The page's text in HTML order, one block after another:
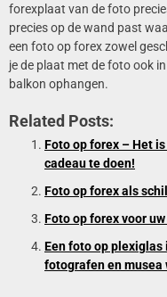
forexplaat van de foto
precies op de wand past
een foto op forex zowel
je de plaat met de foto ook
balkon ophangen.
Related Posts:
Foto op forex – Het
cadeau te doen!
Foto op forex als
Foto op forex voor
Een foto op plexiglas
fotografen en musea